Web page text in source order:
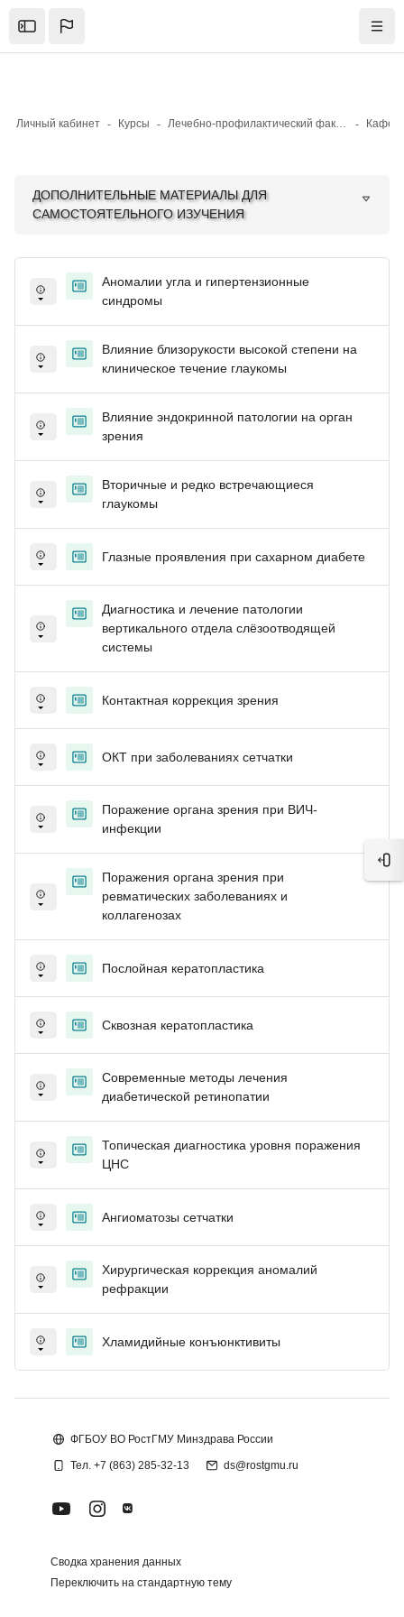
Open the sidebar
Личный кабинет Курсы Лечебно-профилактический факультет
ДОПОЛНИТЕЛЬНЫЕ МАТЕРИАЛЫ ДЛЯ
САМОСТОЯТЕЛЬНОГО ИЗУЧЕНИЯ
Аномалии угла и гипертензионные
синдромы
Влияние близорукости высокой степени на
клиническое течение глаукомы
Влияние эндокринной патологии на орган
зрения
Вторичные и редко встречающиеся
глаукомы
Глазные проявления при сахарном диабете
Диагностика и лечение патологии
вертикального отдела слёзоотводящей
системы
Контактная коррекция зрения
ОКТ при заболеваниях сетчатки
Поражение органа зрения при ВИЧ-
инфекции
Поражения органа зрения при
ревматических заболеваниях и
коллагенозах
Послойная кератопластика
Сквозная кератопластика
Современные методы лечения
диабетической ретинопатии
Топическая диагностика уровня поражения
ЦНС
Ангиоматозы сетчатки
Хирургическая коррекция аномалий
рефракции
Хламидийные конъюнктивиты
ФГБОУ ВО РостГМУ Минздрава России
Тел. +7 (863) 285-32-13 ds@rostgmu.ru
Сводка хранения данных
Переключить на стандартную тему